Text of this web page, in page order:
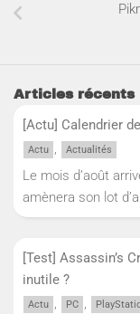
Articles récents
[Actu] Calendrier
Actu , Actualités
Le mois d’août
amènera son lot
[Test] Assassin’s
inutile ?
Actu PC